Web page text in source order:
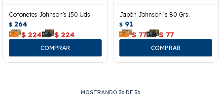
Cotonetes Johnson's 150 Uds.
$ 264
$ 224 $ 224
Jabón Johnson´s 80 Grs.
$ 91
$ 77 $ 77
MOSTRANDO 36 DE 36